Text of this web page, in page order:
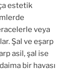
estetik
veya
Şal ve eşarp
asil, şal ise
bir havası